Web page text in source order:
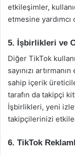
etkileşimler,
etmesine yardımcı
5. İşbirlikleri ve
Diğer TikTok
sayınızı
sahip içerik
tarafın da takipçi
İşbirlikleri, yeni
takipçilerinizi
6. TikTok